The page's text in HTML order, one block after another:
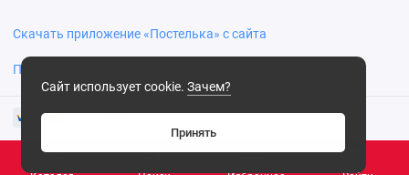
Сайт использует cookie. Зачем?
Принять
Скачать приложение «Постелька» с сайта
Политика конфиденциальности